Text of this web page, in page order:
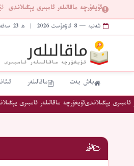
ئۇيغۇرچە ماقالىلەر ئامبىرى يېڭىلاندى
شەنبە — 8 ئاۋغۇست 2026 | ھ 23 سەفەر 1448
باش بەت ماقالىلەر
يېڭىلاندىئۇيغۇرچە ماقالىلەر ئامبىرى
تۈر